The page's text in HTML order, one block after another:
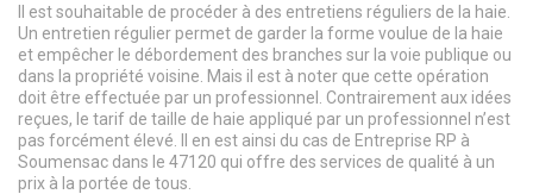
Il est souhaitable de procéder à des entretiens réguliers de la haie.
Un entretien régulier permet de garder la forme voulue de la haie
et empêcher le débordement des branches sur la voie publique ou
dans la propriété voisine. Mais il est à noter que cette opération
doit être effectuée par un professionnel. Contrairement aux idées
reçues, le tarif de taille de haie appliqué par un professionnel n’est
pas forcément élevé. Il en est ainsi du cas de Entreprise RP à
Soumensac dans le 47120 qui offre des services de qualité à un
prix à la portée de tous.